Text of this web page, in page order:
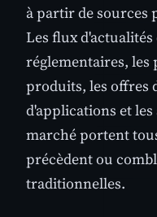
à partir de sources
Les flux
réglementaires, les
produits, les offres
d'applications et les
marché portent
précèdent ou
traditionnelles.